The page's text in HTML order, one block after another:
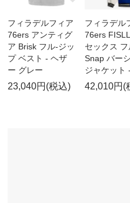
フィラデルフィア
76ers アンティグ
ア Brisk フル-ジッ
プ ベスト - ヘザ
ー グレー
23,040円(税込)
フィラデル
76ers
セックス フ
Snap バー
ジャケット
42,010円(